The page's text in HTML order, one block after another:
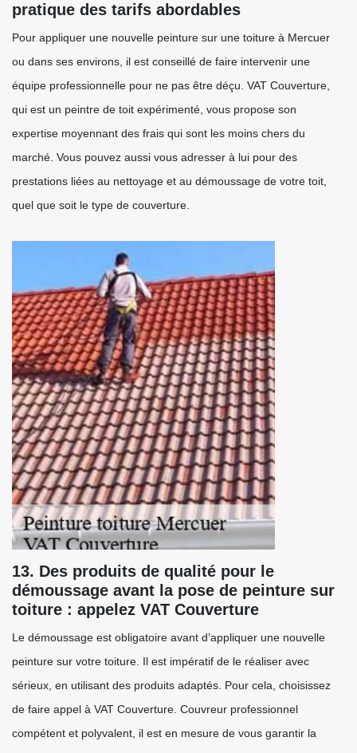
pratique des tarifs abordables
Pour appliquer une nouvelle peinture sur une toiture à Mercuer
ou dans ses environs, il est conseillé de faire intervenir une
équipe professionnelle pour ne pas être déçu. VAT Couverture,
qui est un peintre de toit expérimenté, vous propose son
expertise moyennant des frais qui sont les moins chers du
marché. Vous pouvez aussi vous adresser à lui pour des
prestations liées au nettoyage et au démoussage de votre toit,
quel que soit le type de couverture.
13. Des produits de qualité pour le
démoussage avant la pose de peinture sur
toiture : appelez VAT Couverture
Le démoussage est obligatoire avant d’appliquer une nouvelle
peinture sur votre toiture. Il est impératif de le réaliser avec
sérieux, en utilisant des produits adaptés. Pour cela, choisissez
de faire appel à VAT Couverture. Couvreur professionnel
compétent et polyvalent, il est en mesure de vous garantir la